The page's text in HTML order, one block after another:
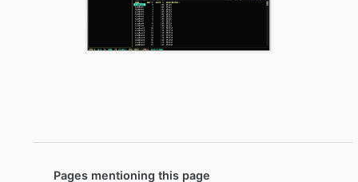
Pages mentioning this page